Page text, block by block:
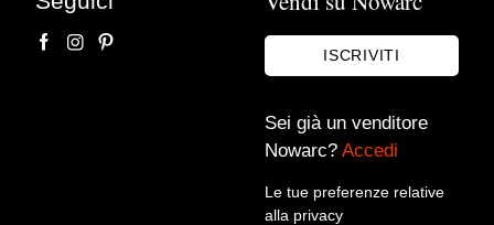
ISCRIVITI
Sei già un venditore
Nowarc? Accedi
Le tue preferenze relative
alla privacy